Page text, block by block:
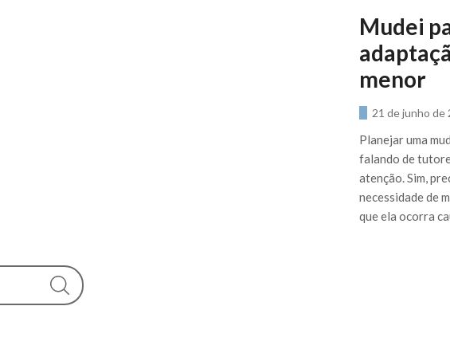
Mudei
menor
21 de junho de
Planejar uma
falando de
atenção. Sim,
necessidade de
que ela ocorra